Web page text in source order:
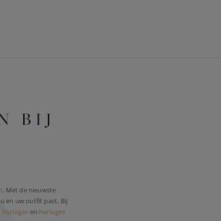
BIJ
. Met de nieuwste
en uw outfit past. Bij
horloges en horloges